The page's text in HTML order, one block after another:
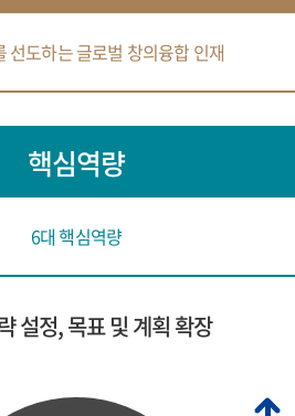
선도하는 글로벌 창의융합 인재
핵심역량
6대 핵심역량
설정, 목표 및 계획 확장